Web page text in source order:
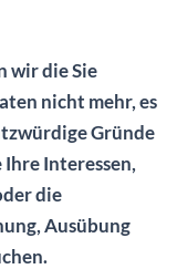
wir die Sie
nicht mehr, es
Gründe
Interessen,
die
Ausübung